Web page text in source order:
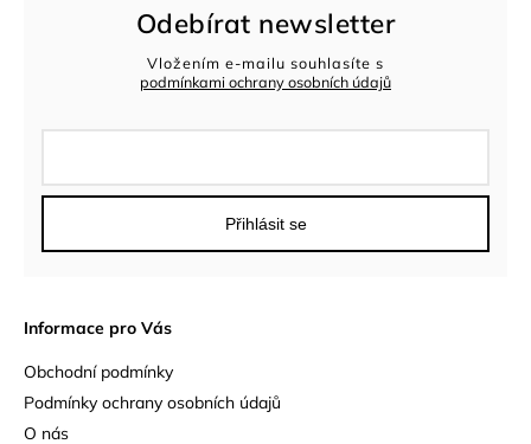
Odebírat newsletter
Vložením e-mailu souhlasíte s
podmínkami ochrany osobních údajů
Přihlásit se
Informace pro Vás
Obchodní podmínky
Podmínky ochrany osobních údajů
O nás